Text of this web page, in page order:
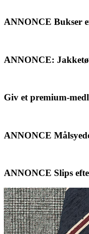
ANNONCE Bukser
ANNONCE:
Giv et premium-
ANNONCE
ANNONCE Slips